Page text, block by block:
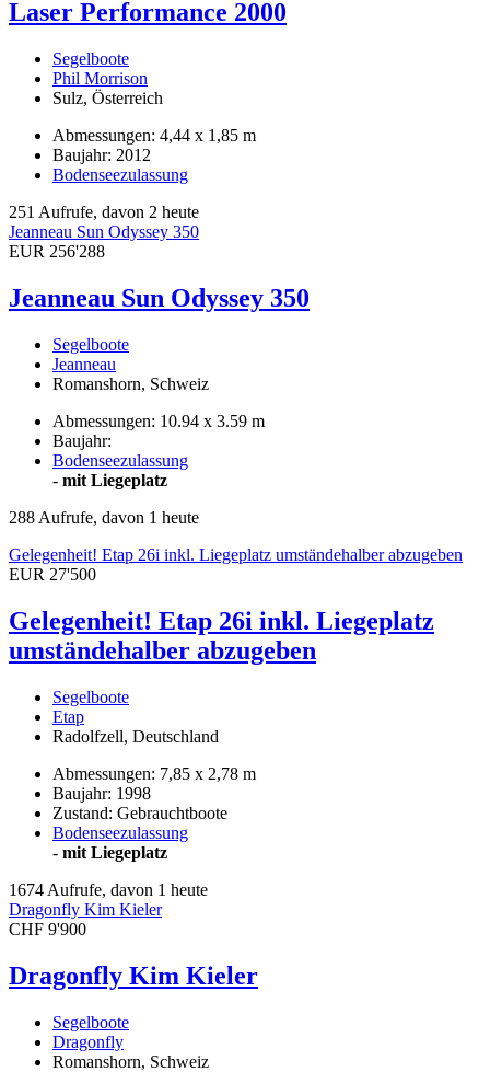
Laser Performance 2000
Segelboote
Phil Morrison
Sulz, Österreich
Abmessungen: 4,44 x 1,85 m
Baujahr: 2012
Bodenseezulassung
251 Aufrufe, davon 2 heute
Jeanneau Sun Odyssey 350
EUR 256'288
Jeanneau Sun Odyssey 350
Segelboote
Jeanneau
Romanshorn, Schweiz
Abmessungen: 10.94 x 3.59 m
Baujahr:
Bodenseezulassung
- mit Liegeplatz
288 Aufrufe, davon 1 heute
Gelegenheit! Etap 26i inkl. Liegeplatz umständehalber abzugeben
EUR 27'500
Gelegenheit! Etap 26i inkl. Liegeplatz
umständehalber abzugeben
Segelboote
Etap
Radolfzell, Deutschland
Abmessungen: 7,85 x 2,78 m
Baujahr: 1998
Zustand: Gebrauchtboote
Bodenseezulassung
- mit Liegeplatz
1674 Aufrufe, davon 1 heute
Dragonfly Kim Kieler
CHF 9'900
Dragonfly Kim Kieler
Segelboote
Dragonfly
Romanshorn, Schweiz